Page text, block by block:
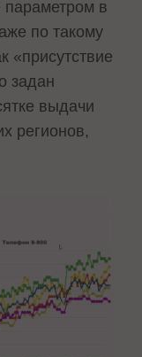
в
по такому
«присутствие
задан
выдачи
регионов,